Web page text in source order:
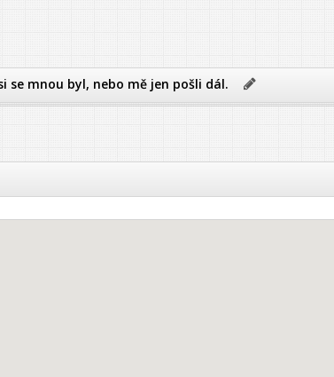
se mnou byl, nebo mě jen pošli dál.